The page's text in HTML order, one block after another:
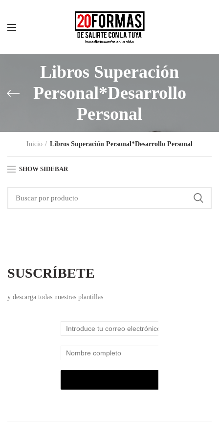
Libros Superación
Personal*Desarrollo
Personal
Inicio Libros Superación Personal*Desarrollo Personal
SHOW SIDEBAR
SUSCRÍBETE
y descarga todas nuestras plantillas